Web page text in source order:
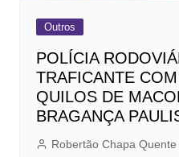
Outros
POLÍCIA
TRAFICANTE
QUILOS DE
BRAGANÇA
Robertão Chapa Quente